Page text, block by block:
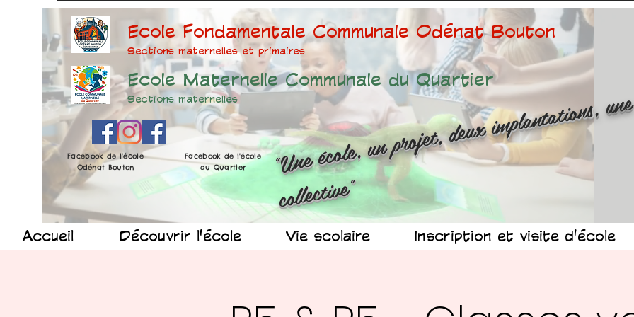
Ecole Fondamentale Communale Odénat Bouton
Sections maternelles et primaires
Ecole Maternelle Communale du Quartier
Sections maternelles ne
n
x
"
Facebook de l'école
Odénat Bouton
Facebook de l'école
du Quartier
Accueil Découvrir l'école Vie scolaire Inscription et visite d'école